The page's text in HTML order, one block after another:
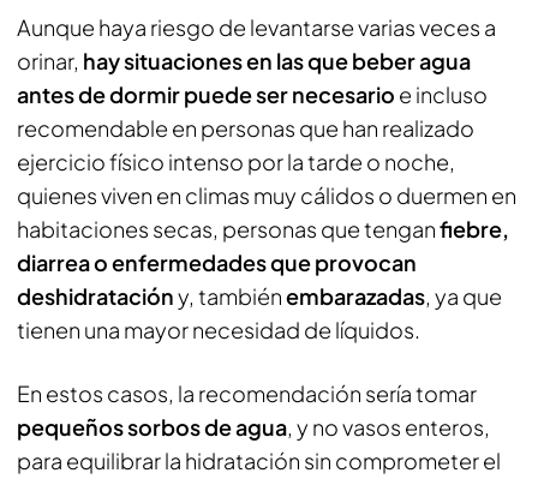
Aunque haya riesgo de levantarse varias veces a
orinar, hay situaciones en las que beber agua
antes de dormir puede ser necesario e incluso
recomendable en personas que han realizado
ejercicio físico intenso por la tarde o noche,
quienes viven en climas muy cálidos o duermen en
habitaciones secas, personas que tenganfiebre,
diarrea o enfermedades que provocan
deshidratacióny, tambiénembarazadas, ya que
tienen una mayor necesidad de líquidos.
En estos casos, la recomendación sería tomar
pequeños sorbos de agua, y no vasos enteros,
para equilibrar la hidratación sin comprometer el